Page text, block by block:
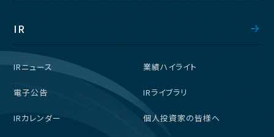
IR
IRニュース 業績ハイライト
電子公告 IRライブラリ
IRカレンダー 個人投資家の皆様へ